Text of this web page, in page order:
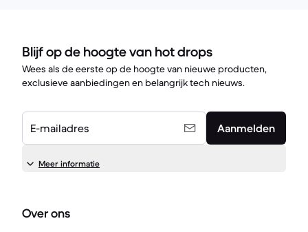
Blijf op de hoogte van hot drops
Wees als de eerste op de hoogte van nieuwe producten,
exclusieve aanbiedingen en belangrijk tech nieuws.
E-mailadres Aanmelden
Meer informatie
Over ons